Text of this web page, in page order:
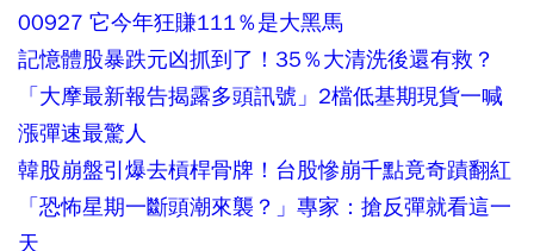
00927 它今年狂賺111％是大黑馬
記憶體股暴跌元凶抓到了！35％大清洗後還有救？
「大摩最新報告揭露多頭訊號」2檔低基期現貨一喊
漲彈速最驚人
韓股崩盤引爆去槓桿骨牌！台股慘崩千點竟奇蹟翻紅
「恐怖星期一斷頭潮來襲？」專家：搶反彈就看這一
天